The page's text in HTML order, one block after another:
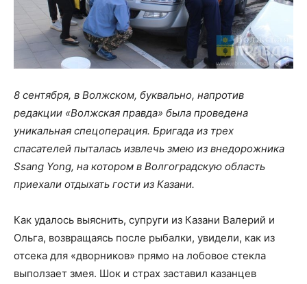
8 сентября, в Волжском, буквально, напротив
редакции «Волжская правда» была проведена
уникальная спецоперация. Бригада из трех
спасателей пыталась извлечь змею из внедорожника
Ssang Yong, на котором в Волгоградскую область
приехали отдыхать гости из Казани.
Как удалось выяснить, супруги из Казани Валерий и
Ольга, возвращаясь после рыбалки, увидели, как из
отсека для «дворников» прямо на лобовое стекла
выползает змея. Шок и страх заставил казанцев